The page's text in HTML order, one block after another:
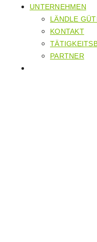
UNTERNEHMEN
LÄNDLE
KONTAKT
PARTNER